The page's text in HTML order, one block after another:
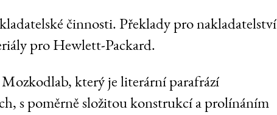
činnosti. Překlady pro nakladatelství
pro Hewlett-Packard.
který je literární parafrází
s poměrně složitou konstrukcí a prolínáním